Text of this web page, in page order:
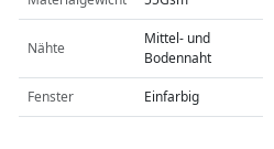
Nähte
Mittel- und
Bodennaht
Fenster Einfarbig